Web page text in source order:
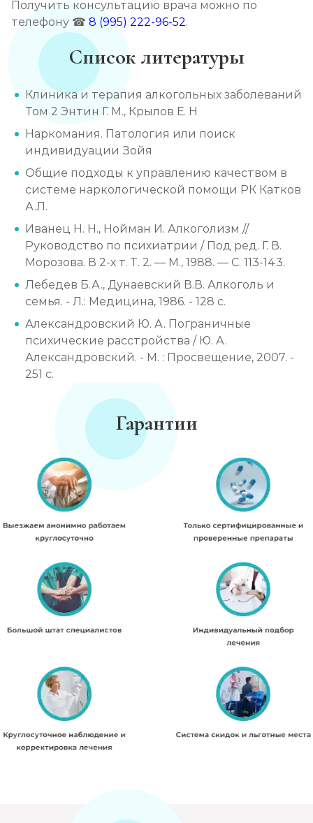
Получить консультацию врача можно по
телефону ☎ 8 (995) 222-96-52.
Список литературы
Клиника и терапия алкогольных заболеваний
Том 2 Энтин Г. М., Крылов Е. Н
Наркомания. Патология или поиск
индивидуации Зойя
Общие подходы к управлению качеством в
системе наркологической помощи РК Катков
А.Л.
Иванец Н. Н., Нойман И. Алкоголизм //
Руководство по психиатрии / Под ред. Г. В.
Морозова. В 2-х т. Т. 2. — М., 1988. — С. 113-143.
Лебедев Б.А., Дунаевский В.В. Алкоголь и
семья. - Л.: Медицина, 1986. - 128 с.
Александровский Ю. А. Пограничные
психические расстройства / Ю. А.
Александровский. - М. : Просвещение, 2007. -
251 с.
Гарантии